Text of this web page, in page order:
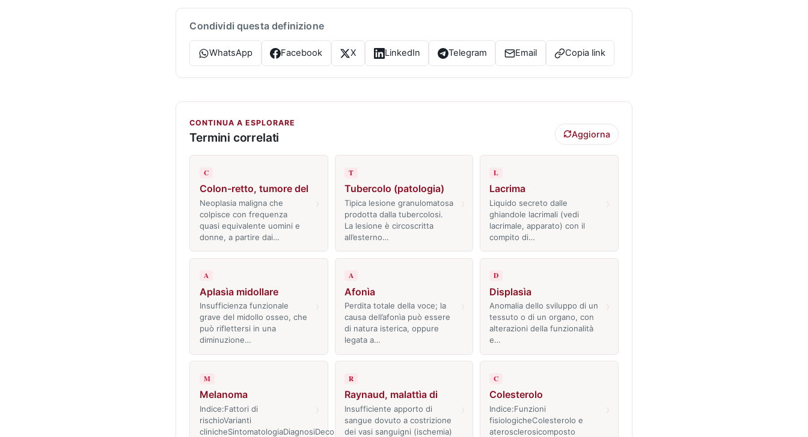
Condividi questa definizione
WhatsApp Facebook X LinkedIn Telegram Email Copia link
CONTINUA A ESPLORARE
Termini correlati Aggiorna
C
Colon-retto, tumore del
Neoplasia maligna che
colpisce con frequenza
quasi equivalente uomini e
donne, a partire dai…
T
Tubercolo (patologia)
Tipica lesione granulomatosa
prodotta dalla tubercolosi.
La lesione è circoscritta
all’esterno…
L
Lacrima
Liquido secreto dalle
ghiandole lacrimali (vedi
lacrimale, apparato) con il
compito di…
A
Aplasìa midollare
Insufficienza funzionale
grave del midollo osseo, che
può riflettersi in una
diminuzione…
A
Afonìa
Perdita totale della voce; la
causa dell’afonìa può essere
di natura isterica, oppure
legata a…
D
Displasìa
Anomalia dello sviluppo di un
tessuto o di un organo, con
alterazioni della funzionalità
e…
M
Melanoma
Indice:Fattori di
rischioVarianti
clinicheSintomatologiaDiagnosiDecorso
R
Raynaud, malattìa di
Insufficiente apporto di
sangue dovuto a costrizione
dei vasi sanguigni (ischemia)
C
Colesterolo
Indice:Funzioni
fisiologicheColesterolo e
aterosclerosicomposto